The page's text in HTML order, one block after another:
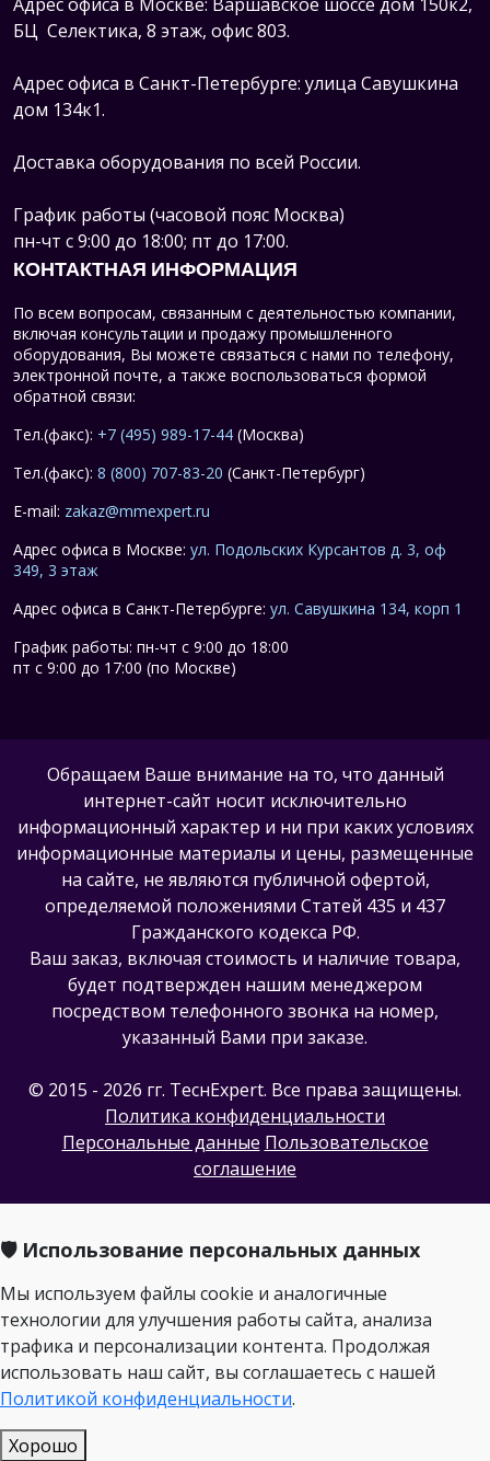
БЦ Селектика, 8 этаж, офис 803.
Адрес офиса в Санкт-Петербурге: улица Савушкина
дом 134к1.
Доставка оборудования по всей России.
График работы (часовой пояс Москва)
пн-чт с 9:00 до 18:00; пт до 17:00.
КОНТАКТНАЯ ИНФОРМАЦИЯ
По всем вопросам, связанным с деятельностью компании,
включая консультации и продажу промышленного
оборудования, Вы можете связаться с нами по телефону,
электронной почте, а также воспользоваться формой
обратной связи:
Тел.(факс): +7 (495) 989-17-44 (Москва)
Тел.(факс): 8 (800) 707-83-20 (Санкт-Петербург)
E-mail: zakaz@mmexpert.ru
Адрес офиса в Москве: ул. Подольских Курсантов д. 3, оф
349, 3 этаж
Адрес офиса в Санкт-Петербурге: ул. Савушкина 134, корп 1
График работы: пн-чт с 9:00 до 18:00
пт с 9:00 до 17:00 (по Москве)
Обращаем Ваше внимание на то, что данный
интернет-сайт носит исключительно
информационный характер и ни при каких условиях
информационные материалы и цены, размещенные
на сайте, не являются публичной офертой,
определяемой положениями Статей 435 и 437
Гражданского кодекса РФ.
Ваш заказ, включая стоимость и наличие товара,
будет подтвержден нашим менеджером
посредством телефонного звонка на номер,
указанный Вами при заказе.
© 2015 - 2026 гг. ТеcнExpert. Все права защищены.
Политика конфиденциальности
Персональные данные Пользовательское
соглашение
🛡️ Использование персональных данных
Мы используем файлы cookie и аналогичные
технологии для улучшения работы сайта, анализа
трафика и персонализации контента. Продолжая
использовать наш сайт, вы соглашаетесь с нашей
Политикой конфиденциальности.
Хорошо